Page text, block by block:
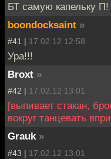
БТ самую капельку П!
boondocksaint »
#41 | 17.02.12 12:58
Ура!!!
Broxt »
#42 | 17.02.12 13:01
[выпивает стакан,
вокруг танцевать
Grauk »
#43 | 17.02.12 13:01